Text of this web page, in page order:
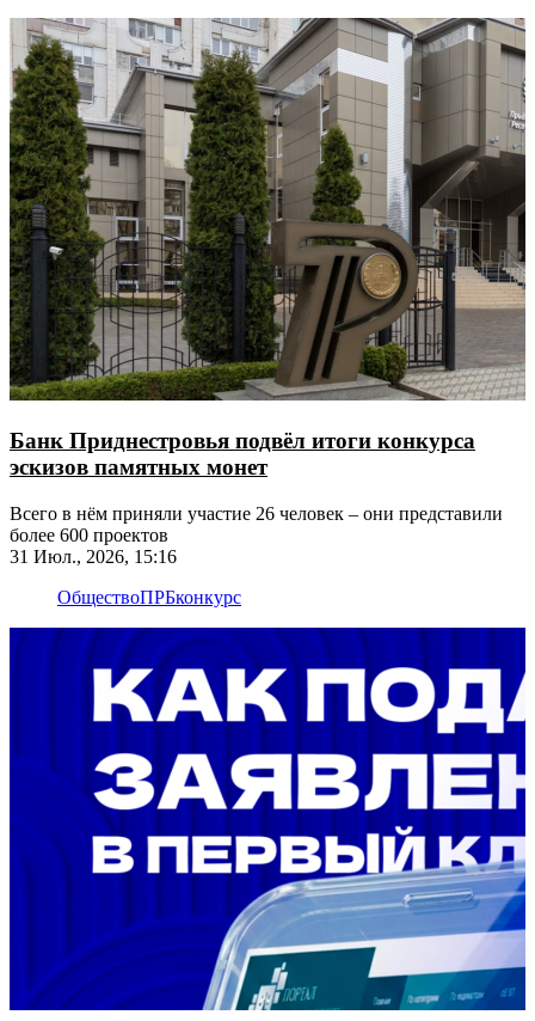
Банк Приднестровья подвёл итоги конкурса
эскизов памятных монет
Всего в нём приняли участие 26 человек – они представили
более 600 проектов
31 Июл., 2026, 15:16
ОбществоПРБконкурс